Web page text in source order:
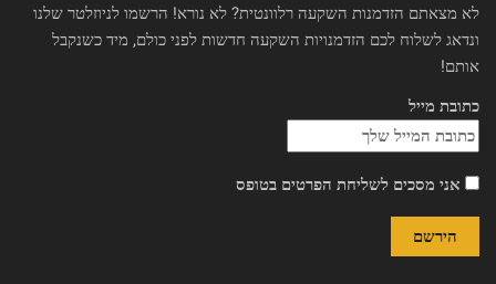
לא מצאתם הזדמנות השקעה רלוונטית? לא נורא! הרשמו לניוזלטר שלנו
ונדאג לשלוח לכם הזדמנויות השקעה חדשות לפני כולם, מיד כשנקבל
אותם!
כתובת מייל
אני מסכים לשליחת הפרטים בטופס